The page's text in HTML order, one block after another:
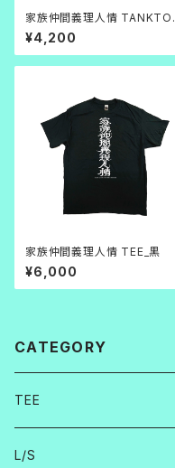
家族仲間義理人情
黒
¥4,200
家族仲間義理人情 TEE_黒
¥6,000
CATEGORY
TEE
L/S